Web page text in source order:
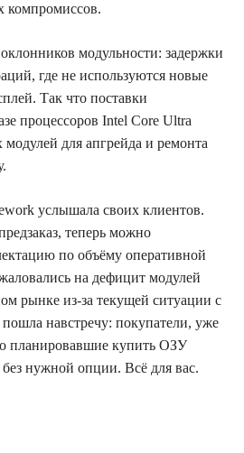
компромиссов.
модульности: задержки
где не используются новые
Так что поставки
процессоров Intel Core Ultra
модулей для апгрейда и ремонта
услышала своих клиентов.
теперь можно
по объёму оперативной
на дефицит модулей
рынке из-за текущей ситуации с
навстречу: покупатели, уже
планировавшие купить ОЗУ
без нужной опции. Всё для вас.